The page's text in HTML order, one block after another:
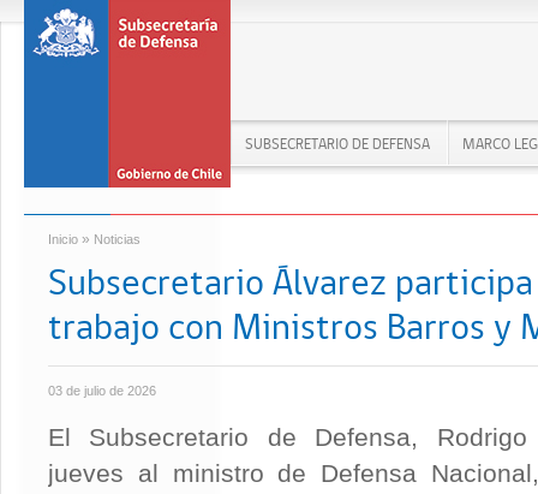
SUBSECRETARIO DE DEFENSA MARCO
Inicio » Noticias
Subsecretario Álvarez
trabajo con Ministros Barros y
03 de julio de 2026
El Subsecretario de Defensa,
jueves al ministro de Defensa